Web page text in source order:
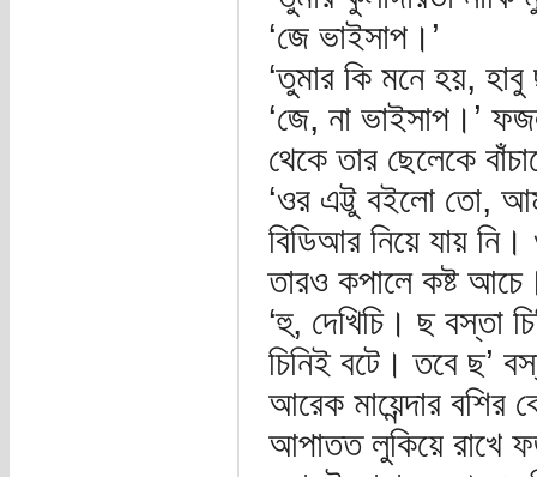
‘জে ভাইসাপ।’
‘তুমার কি মনে হয়,
‘জে, না ভাইসাপ।’
থেকে তার ছেলেকে
‘ওর এট্টু বইলো তো,
বিডিআর নিয়ে যায়
তারও কপালে কষ্ট
‘হু, দেখিচি। ছ বস্তা
চিনিই বটে। তবে ছ’
আরেক মায়েন্দার বশির
আপাতত লুকিয়ে রাখে